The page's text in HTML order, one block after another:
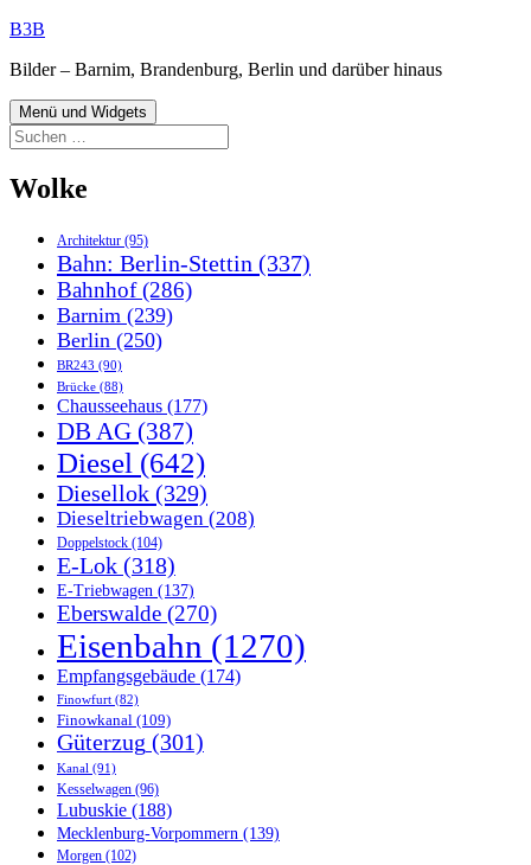
Zum
springen
B3B
Bilder – Barnim, Brandenburg, Berlin und darüber hinaus
Menü und Widgets
Suchen
nach:
Wolke
Architektur (95)
Bahn: Berlin-Stettin (337)
Bahnhof(286)
Barnim (239)
Berlin (250)
BR243 (90)
Brücke (88)
Chausseehaus (177)
DB AG (387)
Diesel (642)
Diesellok (329)
Dieseltriebwagen (208)
Doppelstock (104)
E-Lok (318)
E-Triebwagen (137)
Eberswalde (270)
Eisenbahn (1270)
Empfangsgebäude (174)
Finowfurt (82)
Finowkanal (109)
Güterzug (301)
Kanal (91)
Kesselwagen (96)
Lubuskie (188)
Mecklenburg-Vorpommern (139)
Morgen (102)